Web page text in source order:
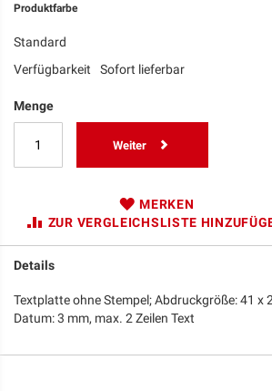
Produktfarbe
Standard
Verfügbarkeit
Sofort lieferbar
Menge
Weiter
MERKEN
ZUR VERGLEICHSLISTE
Details
Textplatte ohne Stempel; Abdruckgröße: 41 x
Datum: 3 mm, max. 2 Zeilen Text